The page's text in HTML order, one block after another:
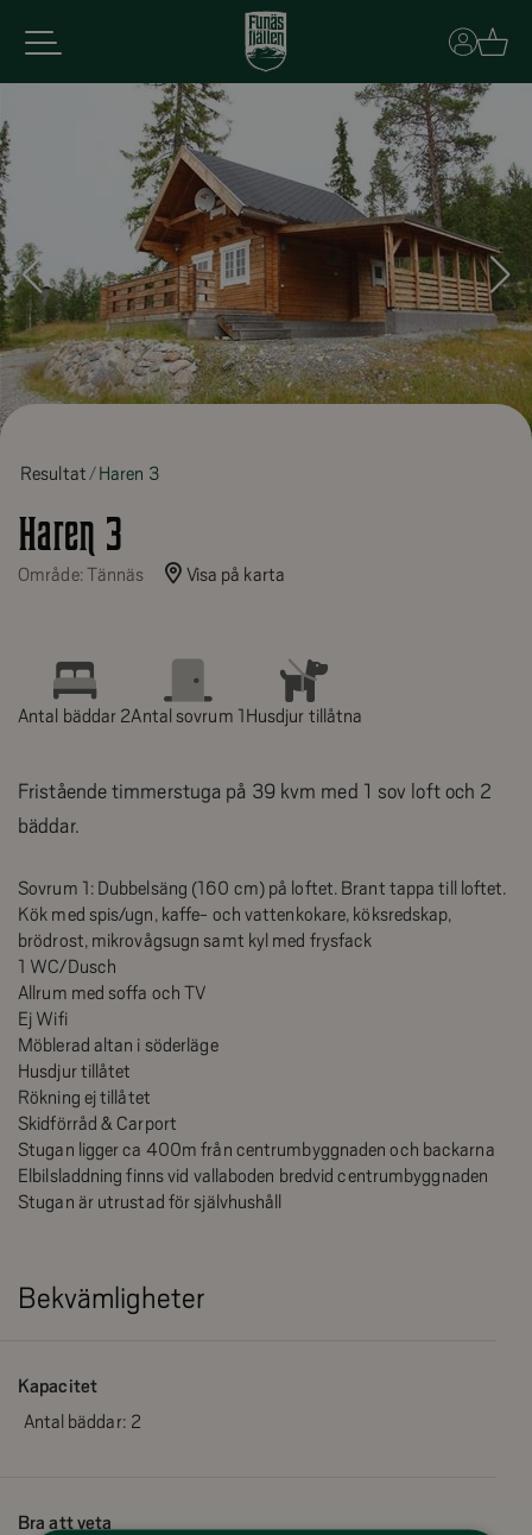
Basket
Resultat Haren 3
Haren 3
Område: Tännäs Visa på karta
Antal bäddar 2Antal sovrum 1Husdjur tillåtna
Fristående timmerstuga på 39 kvm med 1 sov loft och 2
bäddar.
Sovrum 1: Dubbelsäng (160 cm) på loftet. Brant tappa till loftet.
Kök med spis/ugn, kaffe- och vattenkokare, köksredskap,
brödrost, mikrovågsugn samt kyl med frysfack
1 WC/Dusch
Allrum med soffa och TV
Ej Wifi
Möblerad altan i söderläge
Husdjur tillåtet
Rökning ej tillåtet
Skidförråd & Carport
Stugan ligger ca 400m från centrumbyggnaden och backarna
Elbilsladdning finns vid vallaboden bredvid centrumbyggnaden
Stugan är utrustad för självhushåll
Bekvämligheter
Kapacitet
Antal bäddar: 2
Bra att veta